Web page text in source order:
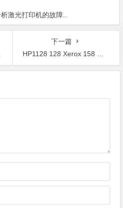
激光打印机的故障..
下一篇
HP1128 128 Xerox 158 加完粉出黑印怎么办？